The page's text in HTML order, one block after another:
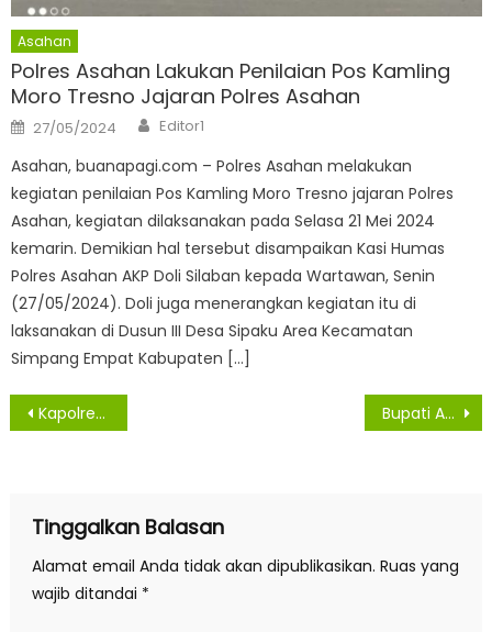
Asahan
Polres Asahan Lakukan Penilaian Pos Kamling
Moro Tresno Jajaran Polres Asahan
Posted
on
27/05/2024 Author
Editor1
Asahan, buanapagi.com – Polres Asahan melakukan
kegiatan penilaian Pos Kamling Moro Tresno jajaran Polres
Asahan, kegiatan dilaksanakan pada Selasa 21 Mei 2024
kemarin. Demikian hal tersebut disampaikan Kasi Humas
Polres Asahan AKP Doli Silaban kepada Wartawan, Senin
(27/05/2024). Doli juga menerangkan kegiatan itu di
laksanakan di Dusun III Desa Sipaku Area Kecamatan
Simpang Empat Kabupaten […]
Navigasi
Kapolres Asahan Pimpin Sertijab Kapolsek Kota Kisaran Bupati Asahan Kunker Ke Bapenda Dan Dinas P2KB P3A
Tinggalkan Balasan
Alamat email Anda tidak akan dipublikasikan. Ruas yang
wajib ditandai *